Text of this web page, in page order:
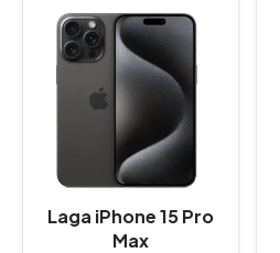
Laga iPhone 15 Pro
Max